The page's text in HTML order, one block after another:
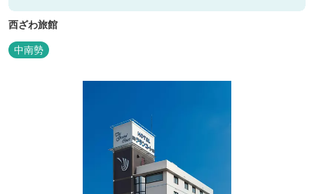
西ざわ旅館
中南勢